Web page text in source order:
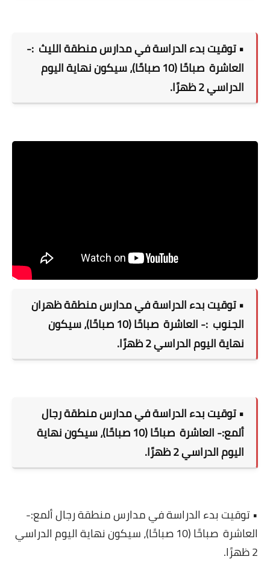
• توقيت بدء الدراسة في مدارس منطقة الليث :-
العاشرة
صباحًا (10 صباحًا)، سيكون نهاية اليوم
الدراسي 2 ظهرًا.
• توقيت بدء الدراسة في مدارس منطقة ظهران
الجنوب :- العاشرة
صباحًا (10 صباحًا)، سيكون
نهاية اليوم الدراسي 2 ظهرًا.
• توقيت بدء الدراسة في مدارس منطقة رجال
ألمع:- العاشرة
صباحًا (10 صباحًا)، سيكون نهاية
اليوم الدراسي 2 ظهرًا.
• توقيت بدء الدراسة في مدارس منطقة رجال ألمع:-
العاشرة
صباحًا (10 صباحًا)، سيكون نهاية اليوم الدراسي
2 ظهرًا.